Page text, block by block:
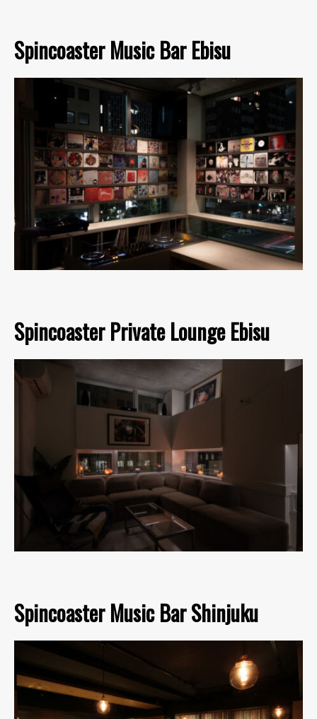
Spincoaster Music Bar Ebisu
Spincoaster Private Lounge Ebisu
Spincoaster Music Bar Shinjuku